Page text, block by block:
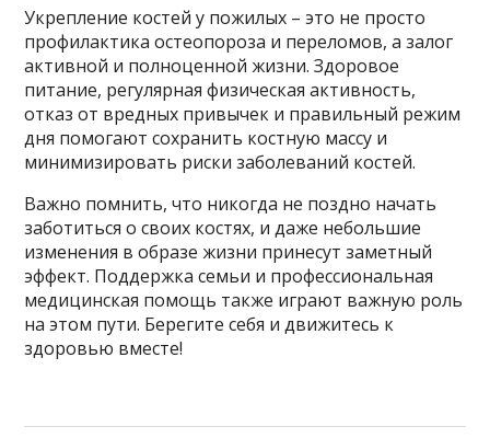
Укрепление костей у пожилых – это не просто
профилактика остеопороза и переломов, а залог
активной и полноценной жизни. Здоровое
питание, регулярная физическая активность,
отказ от вредных привычек и правильный режим
дня помогают сохранить костную массу и
минимизировать риски заболеваний костей.
Важно помнить, что никогда не поздно начать
заботиться о своих костях, и даже небольшие
изменения в образе жизни принесут заметный
эффект. Поддержка семьи и профессиональная
медицинская помощь также играют важную роль
на этом пути. Берегите себя и движитесь к
здоровью вместе!